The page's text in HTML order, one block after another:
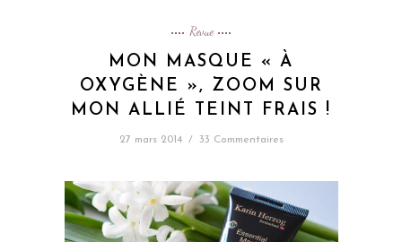
Revue
MON MASQUE « À
OXYGÈNE », ZOOM SUR
MON ALLIÉ TEINT FRAIS !
27 mars 2014 / 33 Commentaires